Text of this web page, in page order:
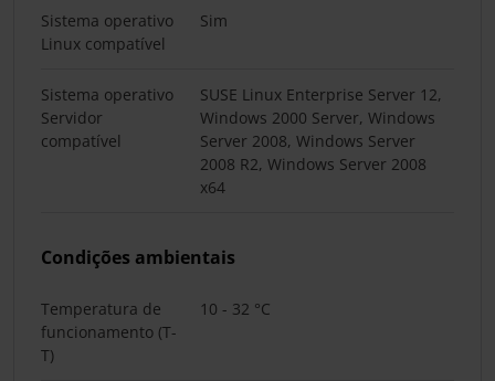
Sistema operativo
Linux compatível
Sim
Sistema operativo
Servidor
compatível
SUSE Linux Enterprise Server 12,
Windows 2000 Server, Windows
Server 2008, Windows Server
2008 R2, Windows Server 2008
x64
Condições ambientais
Temperatura de
funcionamento (T-
T)
10 - 32 °C